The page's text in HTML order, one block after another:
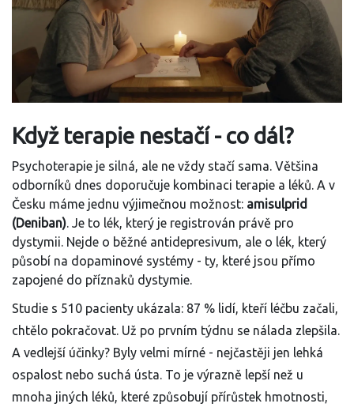
Když terapie nestačí - co dál?
Psychoterapie je silná, ale ne vždy stačí sama. Většina
odborníků dnes doporučuje kombinaci terapie a léků. A v
Česku máme jednu výjimečnou možnost: amisulprid
(Deniban). Je to lék, který je registrován právě pro
dystymii. Nejde o běžné antidepresivum, ale o lék, který
působí na dopaminové systémy - ty, které jsou přímo
zapojené do příznaků dystymie.
Studie s 510 pacienty ukázala: 87 % lidí, kteří léčbu začali,
chtělo pokračovat. Už po prvním týdnu se nálada zlepšila.
A vedlejší účinky? Byly velmi mírné - nejčastěji jen lehká
ospalost nebo suchá ústa. To je výrazně lepší než u
mnoha jiných léků, které způsobují přírůstek hmotnosti,